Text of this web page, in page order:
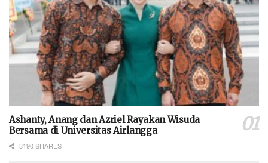
Ashanty, Anang dan Azriel Rayakan Wisuda
Bersama di Universitas Airlangga
3190 SHARES